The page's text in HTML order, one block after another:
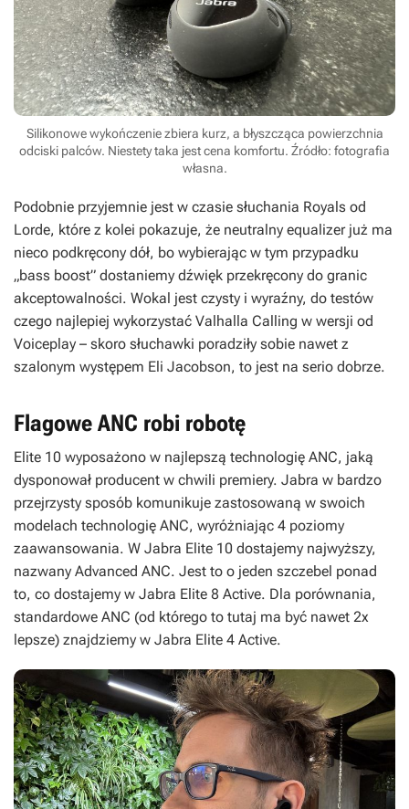
Silikonowe wykończenie zbiera kurz, a błyszcząca powierzchnia
odciski palców. Niestety taka jest cena komfortu. Źródło: fotografia
własna.
Podobnie przyjemnie jest w czasie słuchania Royals od
Lorde, które z kolei pokazuje, że neutralny equalizer już ma
nieco podkręcony dół, bo wybierając w tym przypadku
„bass boost” dostaniemy dźwięk przekręcony do granic
akceptowalności. Wokal jest czysty i wyraźny, do testów
czego najlepiej wykorzystać Valhalla Calling w wersji od
Voiceplay – skoro słuchawki poradziły sobie nawet z
szalonym występem Eli Jacobson, to jest na serio dobrze.
Flagowe ANC robi robotę
Elite 10 wyposażono w najlepszą technologię ANC, jaką
dysponował producent w chwili premiery. Jabra w bardzo
przejrzysty sposób komunikuje zastosowaną w swoich
modelach technologię ANC, wyróżniając 4 poziomy
zaawansowania. W Jabra Elite 10 dostajemy najwyższy,
nazwany Advanced ANC. Jest to o jeden szczebel ponad
to, co dostajemy w Jabra Elite 8 Active. Dla porównania,
standardowe ANC (od którego to tutaj ma być nawet 2x
lepsze) znajdziemy w Jabra Elite 4 Active.